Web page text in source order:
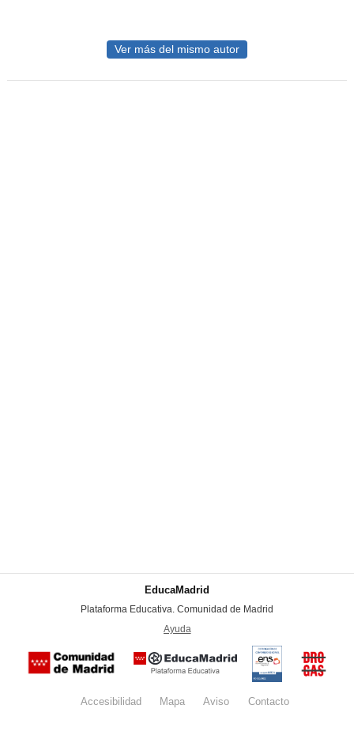
Ver más del mismo autor
EducaMadrid
Plataforma Educativa. Comunidad de Madrid
Ayuda
Certificación
conformidad
con el
Nacional de
Seguridad
del
Accesibilidad Mapa Aviso legalContacto